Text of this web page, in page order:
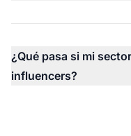
¿Qué pasa si mi
influencers?